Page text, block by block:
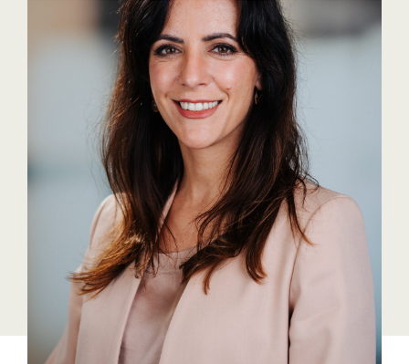
Colmobil Austria
Controller Institut
Designer Outlets Parndorf und Salzburg
DOMOFERM
FG UBIT Salzburg
foodaffairs
Fressnapf
FRoSTA